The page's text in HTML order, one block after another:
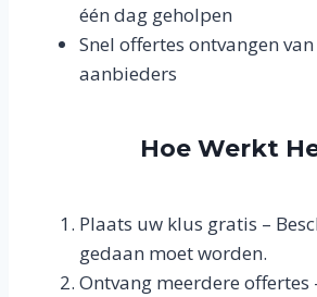
één dag geholpen
Snel offertes ontvangen
aanbieders
Hoe Werkt
Plaats uw klus gratis –
gedaan moet worden.
Ontvang meerdere offertes